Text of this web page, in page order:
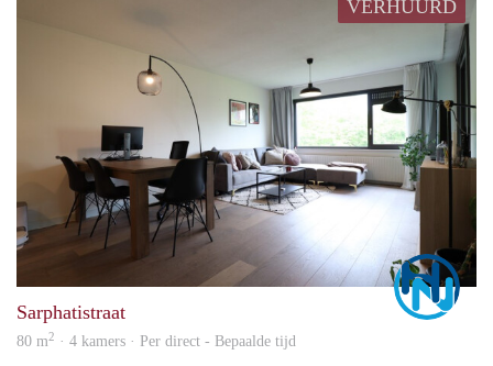
VERHUURD
Sarphatistraat
80 m2 · 4 kamers · Per direct - Bepaalde tijd